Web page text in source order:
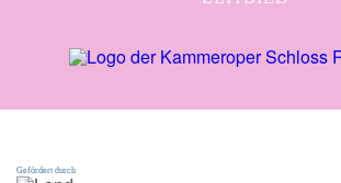
Gefördert durch